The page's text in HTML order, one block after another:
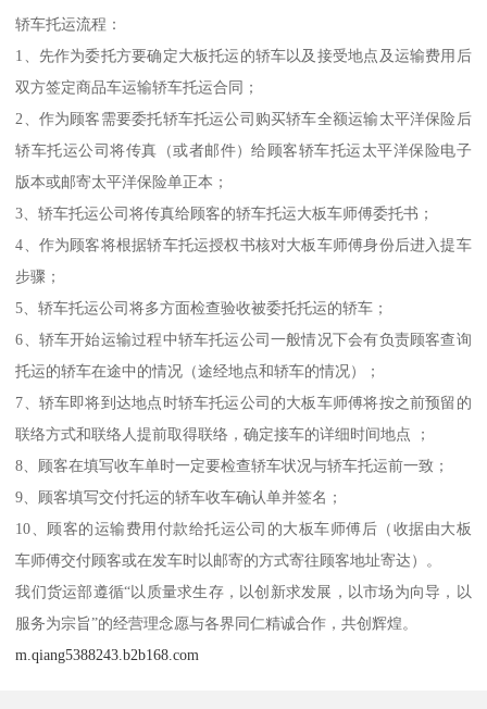
轿车托运流程：
1、先作为委托方要确定大板托运的轿车以及接受地点及运输费用后
双方签定商品车运输轿车托运合同；
2、作为顾客需要委托轿车托运公司购买轿车全额运输太平洋保险后
轿车托运公司将传真（或者邮件）给顾客轿车托运太平洋保险电子
版本或邮寄太平洋保险单正本；
3、轿车托运公司将传真给顾客的轿车托运大板车师傅委托书；
4、作为顾客将根据轿车托运授权书核对大板车师傅身份后进入提车
步骤；
5、轿车托运公司将多方面检查验收被委托托运的轿车；
6、轿车开始运输过程中轿车托运公司一般情况下会有负责顾客查询
托运的轿车在途中的情况（途经地点和轿车的情况）；
7、轿车即将到达地点时轿车托运公司的大板车师傅将按之前预留的
联络方式和联络人提前取得联络，确定接车的详细时间地点 ；
8、顾客在填写收车单时一定要检查轿车状况与轿车托运前一致；
9、顾客填写交付托运的轿车收车确认单并签名；
10、顾客的运输费用付款给托运公司的大板车师傅后（收据由大板
车师傅交付顾客或在发车时以邮寄的方式寄往顾客地址寄达）。
我们货运部遵循“以质量求生存，以创新求发展，以市场为向导，以
服务为宗旨”的经营理念愿与各界同仁精诚合作，共创辉煌。
m.qiang5388243.b2b168.com